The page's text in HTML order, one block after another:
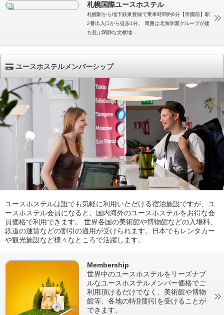
札幌国際ユースホステル
札幌駅から地下鉄東豊線で乗車時間約6分【学園前】駅
2番出入口から徒歩1分。 周囲は北海学園グループが建
ち並ぶ閑静な文教地...
ユースホステルメンバーシップ
ユースホステルは誰でも気軽に利用いただける宿泊施設ですが、ユ
ースホステル会員になると、国内海外のユースホステルをお得な会
員価格で利用できます。 世界各国の美術館や博物館などの入場料、
鉄道の運賃などの割引の適用が受けられます。日本でもレンタカー
や観光施設など様々なところで活躍します。
Membership
世界中のユースホステルをリーズナブ
ルなユースホステルメンバー価格でご
利用頂けるだけでなく、美術館や博物
館等、各地の特別割引を受けることが
できます。